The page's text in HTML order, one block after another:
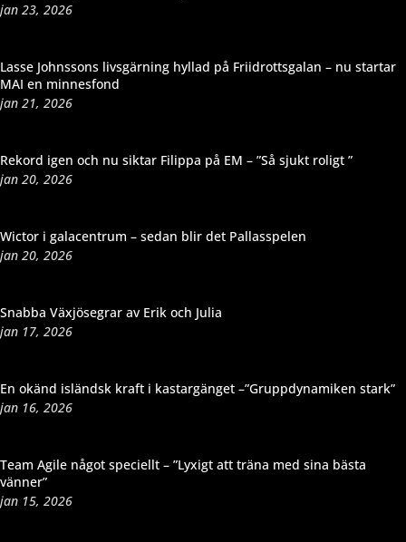
jan 23, 2026
Lasse Johnssons livsgärning hyllad på Friidrottsgalan – nu startar
MAI en minnesfond
jan 21, 2026
Rekord igen och nu siktar Filippa på EM – ”Så sjukt roligt ”
jan 20, 2026
Wictor i galacentrum – sedan blir det Pallasspelen
jan 20, 2026
Snabba Växjösegrar av Erik och Julia
jan 17, 2026
En okänd isländsk kraft i kastargänget –”Gruppdynamiken stark”
jan 16, 2026
Team Agile något speciellt – ”Lyxigt att träna med sina bästa
vänner”
jan 15, 2026